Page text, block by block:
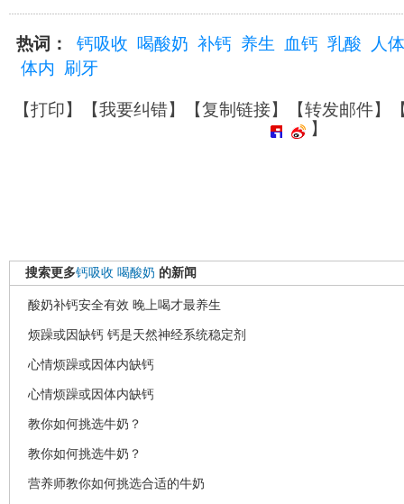
热词： 钙吸收 喝酸奶 补钙 养生 血钙 乳酸
人体
体内
刷牙
【打印】【我要纠错】【复制链接】【转发邮件】
】
搜索更多钙吸收 喝酸奶 的新闻
酸奶补钙安全有效 晚上喝才最养生
烦躁或因缺钙 钙是天然神经系统稳定剂
心情烦躁或因体内缺钙
心情烦躁或因体内缺钙
教你如何挑选牛奶？
教你如何挑选牛奶？
营养师教你如何挑选合适的牛奶